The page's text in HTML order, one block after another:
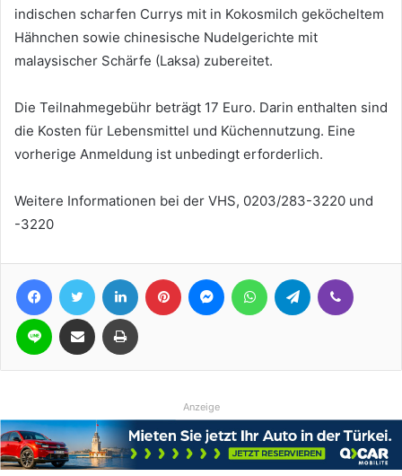
indischen scharfen Currys mit in Kokosmilch geköcheltem
Hähnchen sowie chinesische Nudelgerichte mit
malaysischer Schärfe (Laksa) zubereitet.
Die Teilnahmegebühr beträgt 17 Euro. Darin enthalten sind
die Kosten für Lebensmittel und Küchennutzung. Eine
vorherige Anmeldung ist unbedingt erforderlich.
Weitere Informationen bei der VHS, 0203/283-3220 und
-3220
FacebookTwitter LinkedIn Pinterest MessengerWhatsAppTelegram
Line Teile per E-Mail Drucken
Anzeige